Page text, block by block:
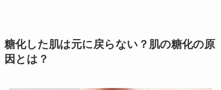
糖化した肌は元に戻らない？肌の糖化の原
因とは？